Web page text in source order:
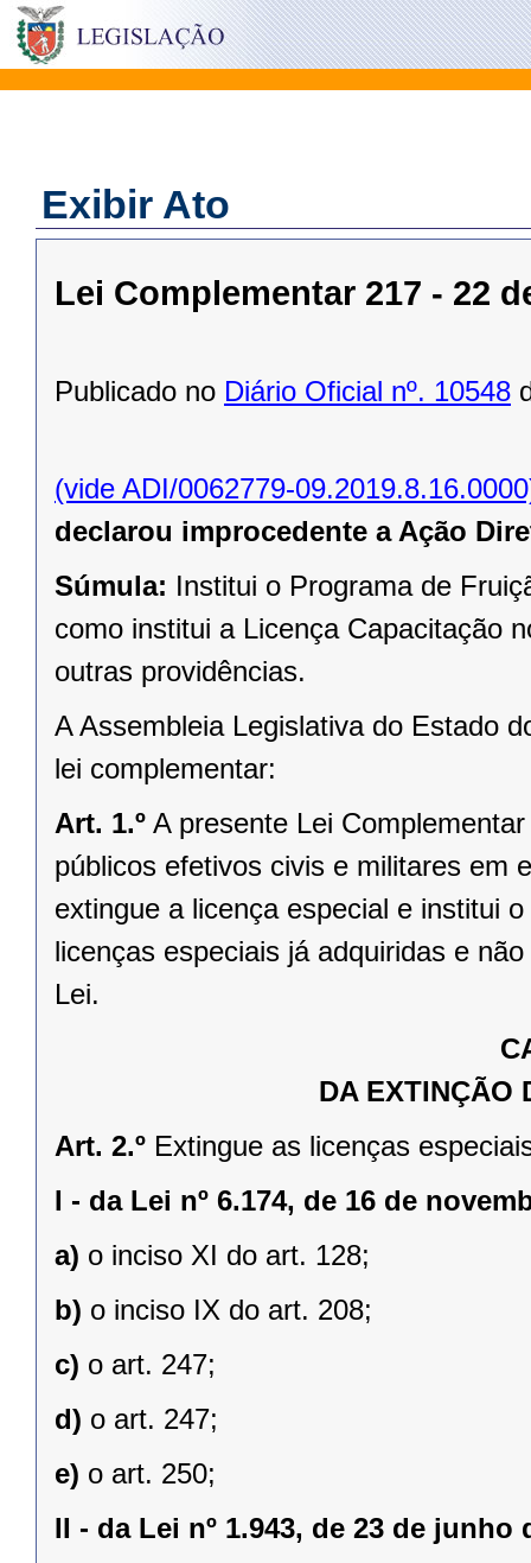
Exibir Ato
Lei Complementar 217 - 22
Publicado no Diário Oficial nº. 10548
(vide ADI/0062779-
declarou improcedente a Ação
Súmula: Institui o Programa de
como institui a Licença Capacitação
outras providências.
A Assembleia Legislativa do Estado
lei complementar:
Art. 1.º A presente Lei
públicos efetivos civis e militares em
extingue a licença especial e institui
licenças especiais já adquiridas e
Lei.
DA EXTINÇÃO
Art. 2.º Extingue as licenças
I - da Lei nº 6.174, de 16 de
a) o inciso XI do art. 128;
b) o inciso IX do art. 208;
c) o art. 247;
d) o art. 247;
e) o art. 250;
II - da Lei nº 1.943, de 23 de junho